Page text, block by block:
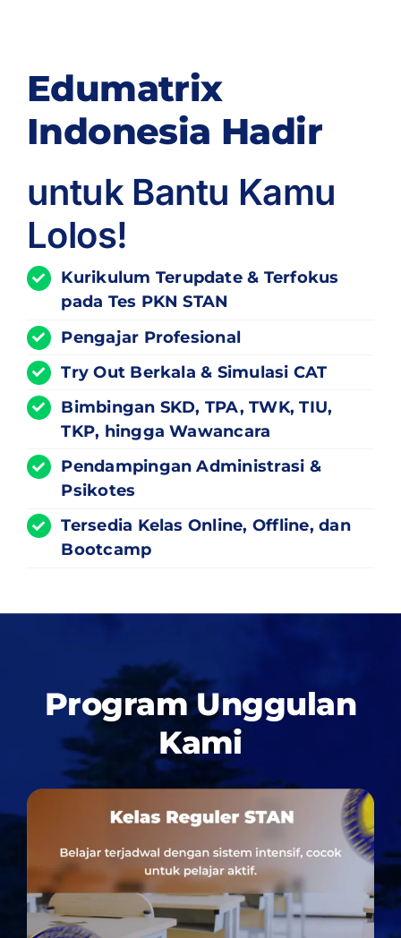
Edumatrix
Indonesia Hadir
untuk Bantu Kamu
Lolos!
Kurikulum Terupdate& Terfokus
pada Tes PKN STAN
Pengajar Profesional
Try Out Berkala & Simulasi CAT
Bimbingan SKD, TPA, TWK, TIU,
TKP, hingga Wawancara
Pendampingan Administrasi &
Psikotes
Tersedia Kelas Online, Offline, dan
Bootcamp
Program Unggulan
Kami